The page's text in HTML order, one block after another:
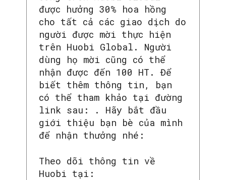
được hưởng 30% hoa hồng
cho tất cả các giao dịch do
người được mời thực hiện
trên Huobi Global. Người
dùng họ mời cũng có thể
nhận được đến 100 HT. Để
biết thêm thông tin, bạn
có thể tham khảo tại đường
link sau: . Hãy bắt đầu
giới thiệu bạn bè của mình
để nhận thưởng nhé:
Theo dõi thông tin về
Huobi tại: